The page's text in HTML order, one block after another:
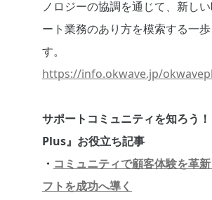
ノロジーの協調を通じて、新し
ート業務のあり方を模索する一
す。
https://info.okwave.jp/
サポートコミュニティを知ろう
Plus』お役立ち記事
・ コミュニティで顧客体験を革
フトを成功へ導く